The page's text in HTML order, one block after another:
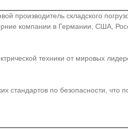
складского
компании в Германии, США,
техники от мировых
стандартов по безопасности,